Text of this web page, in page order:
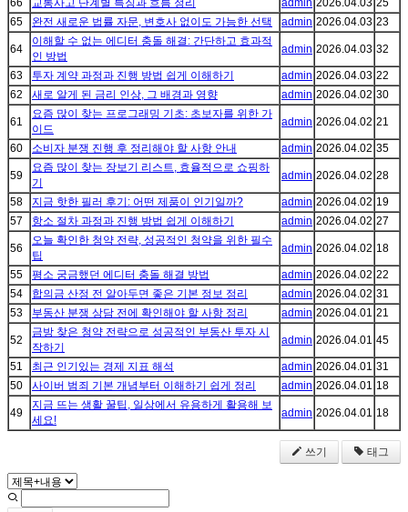
66 교통사고 단계별 특징과 흐름 정리 admin 2026.04.03 25
65
완전 새로운 법률 자문, 변호사 없이도 가능한 선택 admin 2026.04.03 23
64
이해할 수 없는 에디터 충돌 해결: 간단하고 효과적
인 방법
admin 2026.04.03 32
63 투자 계약 과정과 진행 방법 쉽게 이해하기 admin 2026.04.03 22
62
새로 알게 된 금리 인상, 그 배경과 영향 admin 2026.04.02 30
61
요즘 많이 찾는 프로그래밍 기초: 초보자를 위한 가
이드
admin 2026.04.02 21
60 소비자 분쟁 진행 후 정리해야 할 사항 안내 admin 2026.04.02 35
59
요즘 많이 찾는 장보기 리스트, 효율적으로 쇼핑하
기
admin 2026.04.02 28
58 지금 핫한 필러 후기: 어떤 제품이 인기일까? admin 2026.04.02 19
57
항소 절차 과정과 진행 방법 쉽게 이해하기 admin 2026.04.02 27
56
오늘 확인한 청약 전략, 성공적인 청약을 위한 필수
팁
admin 2026.04.02 18
55 평소 궁금했던 에디터 충돌 해결 방법 admin 2026.04.02 22
54
합의금 산정 전 알아두면 좋은 기본 정보 정리 admin 2026.04.02 31
53
부동산 분쟁 상담 전에 확인해야 할 사항 정리 admin 2026.04.01 21
52
금방 찾은 청약 전략으로 성공적인 부동산 투자 시
작하기
admin 2026.04.01 45
51 최근 인기있는 경제 지표 해석 admin 2026.04.01 31
50
사이버 범죄 기본 개념부터 이해하기 쉽게 정리 admin 2026.04.01 18
49
지금 뜨는 생활 꿀팁, 일상에서 유용하게 활용해 보
세요!
admin 2026.04.01 18
쓰기 태그